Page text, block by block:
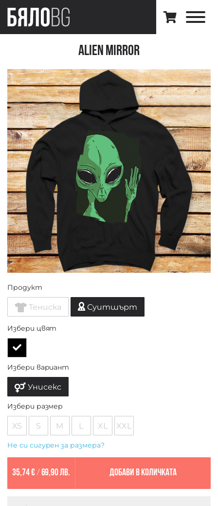
Alien Mirror
Продукт
Тениска Суитшърт
Избери цвят
Избери вариант
Унисекс
Избери размер
XS S M L XL XXL
Не си сигурен за размера?
35,74 €/ 69,90 лв. Добави в количката